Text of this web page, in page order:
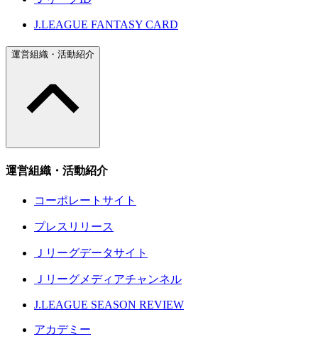
J.LEAGUE FANTASY CARD
運営組織・活動紹介
運営組織・活動紹介
コーポレートサイト
プレスリリース
Ｊリーグデータサイト
Ｊリーグメディアチャンネル
J.LEAGUE SEASON REVIEW
アカデミー